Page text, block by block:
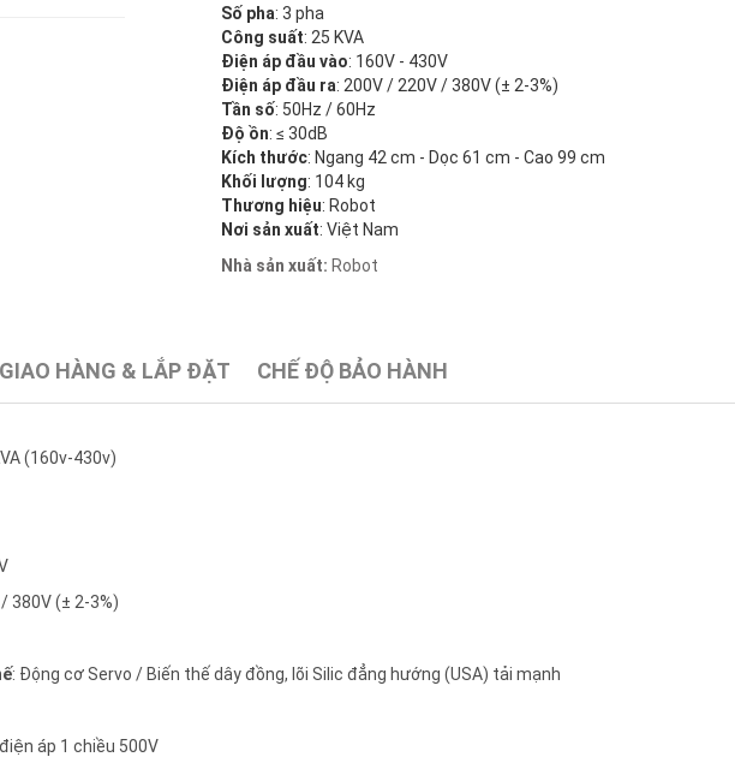
Số pha: 3 pha
Công suất: 25 KVA
Điện áp đầu vào: 160V - 430V
Điện áp đầu ra: 200V / 220V / 380V (± 2-3%)
Tần số: 50Hz / 60Hz
Độ ồn: ≤ 30dB
Kích thước: Ngang 42 cm - Dọc 61 cm - Cao 99 cm
Khối lượng: 104 kg
Thương hiệu: Robot
Nơi sản xuất: Việt Nam
Nhà sản xuất: Robot
GIAO HÀNG & LẮP ĐẶT CHẾ ĐỘ BẢO HÀNH
(160v-430v)
380V (± 2-3%)
: Động cơ Servo / Biến thế dây đồng, lõi Silic đẳng hướng (USA) tải mạnh
áp 1 chiều 500V